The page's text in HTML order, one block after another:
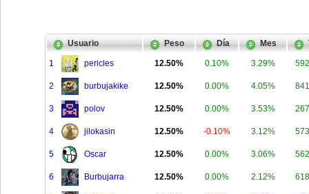
Usuario Peso Día Mes
1 pericles 12.50% 0.10% 3.29%
2 burbujakike 12.50% 0.00% 4.05%
3 polov 12.50% 0.00% 3.53%
4 jilokasin 12.50% -0.10% 3.12%
5 Oscar 12.50% 0.00% 3.06%
6 Burbujarra 12.50% 0.00% 2.12%